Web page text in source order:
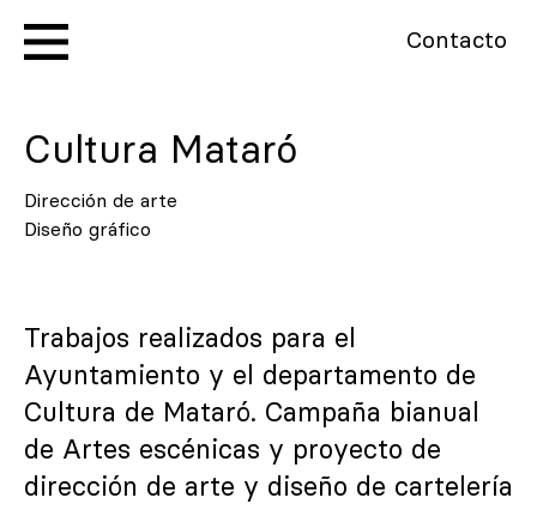
Contacto
Cultura Mataró
Dirección de arte
Diseño gráfico
Trabajos realizados para el
Ayuntamiento y el departamento de
Cultura de Mataró. Campaña bianual
de Artes escénicas y proyecto de
dirección de arte y diseño de cartelería